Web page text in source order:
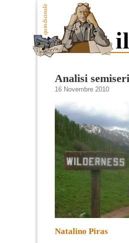
Analisi
16 Novembre 2010
Natalino Piras